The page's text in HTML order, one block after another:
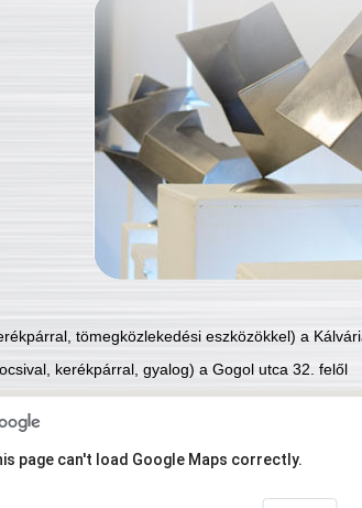
tömegközlekedési eszközökkel) a
kerékpárral, gyalog) a Gogol utca 32. felől
page can't load Google Maps correctly.